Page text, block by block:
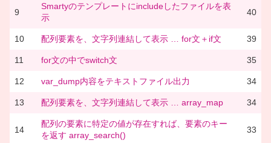
9
Smartyのテンプレートにincludeしたファイルを表
示
40
10 配列要素を、文字列連結して表示 … for文＋if文 39
11 for文の中でswitch文 35
12 var_dump内容をテキストファイル出力 34
13 配列要素を、文字列連結して表示 … array_map 34
14
配列の要素に特定の値が存在すれば、要素のキー
を返す array_search()
33